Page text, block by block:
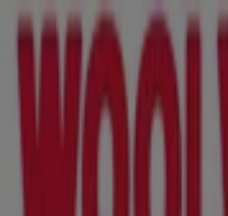
Sie sind hier: